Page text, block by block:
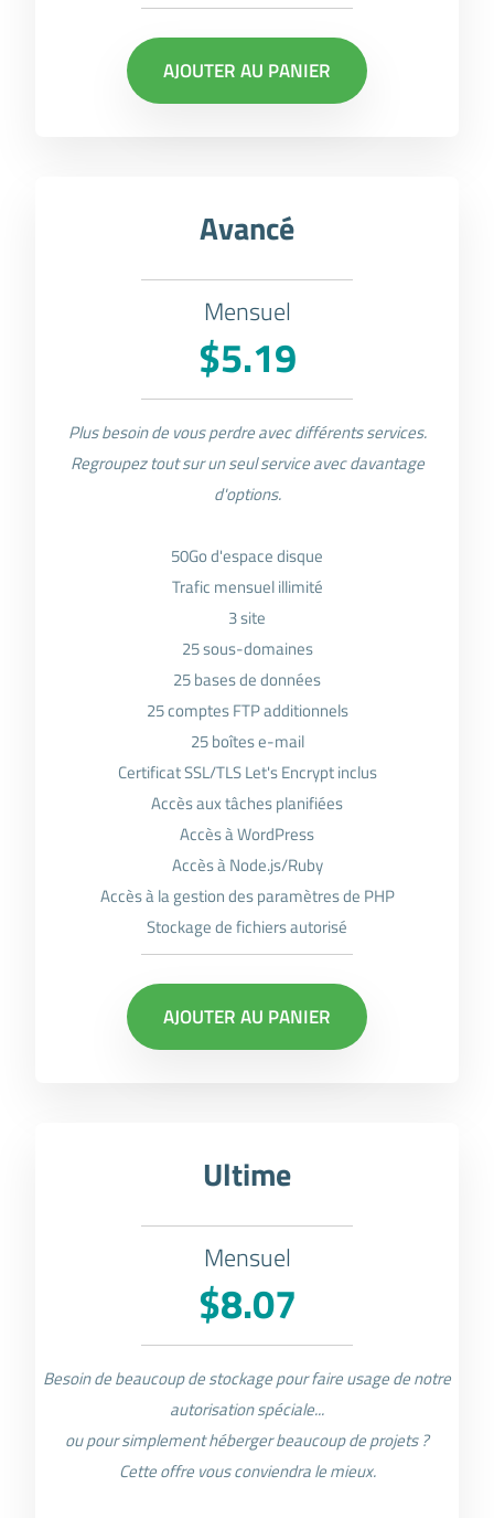
AJOUTER AU PANIER
Avancé
Mensuel
$5.19
Plus besoin de vous perdre avec différents services.
Regroupez tout sur un seul service avec davantage
d'options.
50Go d'espace disque
Trafic mensuel illimité
3 site
25 sous-domaines
25 bases de données
25 comptes FTP additionnels
25 boîtes e-mail
Certificat SSL/TLS Let's Encrypt inclus
Accès aux tâches planifiées
Accès à WordPress
Accès à Node.js/Ruby
Accès à la gestion des paramètres de PHP
Stockage de fichiers autorisé
AJOUTER AU PANIER
Ultime
Mensuel
$8.07
Besoin de beaucoup de stockage pour faire usage de notre
autorisation spéciale...
ou pour simplement héberger beaucoup de projets ?
Cette offre vous conviendra le mieux.